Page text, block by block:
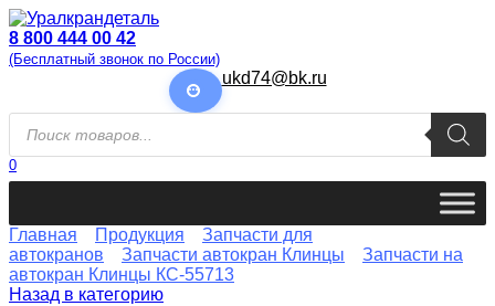
Перейти
к
содержанию
8 800 444 00 42
(Бесплатный звонок по России)
ukd74@bk.ru
Поиск
товаров
0
Главная Продукция
Запчасти для
автокранов
Запчасти автокран Клинцы
Запчасти на
автокран Клинцы КС-55713
Назад в категорию